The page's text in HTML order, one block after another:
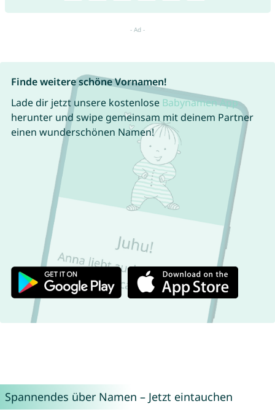
Finde weitere schöne Vornamen!
Lade dir jetzt unsere kostenlose Babynamen App
herunter und swipe gemeinsam mit deinem Partner
einen wunderschönen Namen!
Spannendes über Namen – Jetzt eintauchen